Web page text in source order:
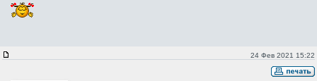
24 Фев 2021 15:22